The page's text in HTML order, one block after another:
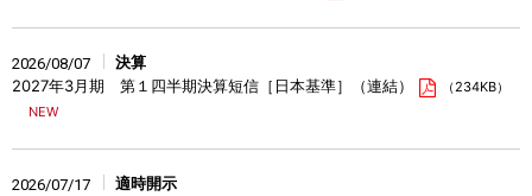
2026/08/07
決算
2027年3月期 第１四半期決算短信［日本基準］（連結）
（234KB）
2026/07/17
適時開示